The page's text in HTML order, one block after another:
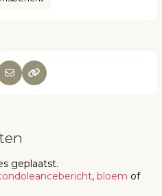
geplaatst.
, bloem of